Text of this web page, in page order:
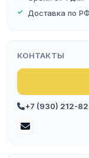
Доставка по РФ
КОНТАКТЫ
+7 (930) 212-